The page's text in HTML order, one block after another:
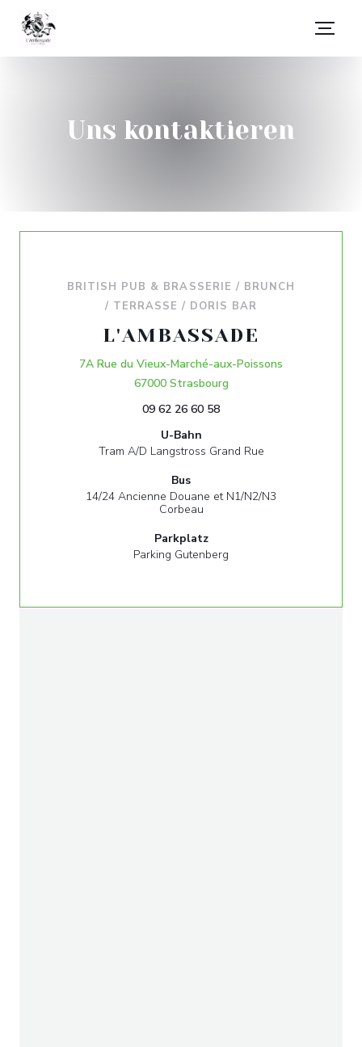
Uns kontaktieren
BRITISH PUB & BRASSERIE / BRUNCH
/ TERRASSE / DORIS BAR
L'AMBASSADE
7A Rue du Vieux-Marché-aux-Poissons
67000 Strasbourg((öffnet ein neues
09 62 26 60 58
U-Bahn
Tram A/D Langstross Grand Rue
Bus
14/24 Ancienne Douane et N1/N2/N3
Corbeau
Parkplatz
Parking Gutenberg